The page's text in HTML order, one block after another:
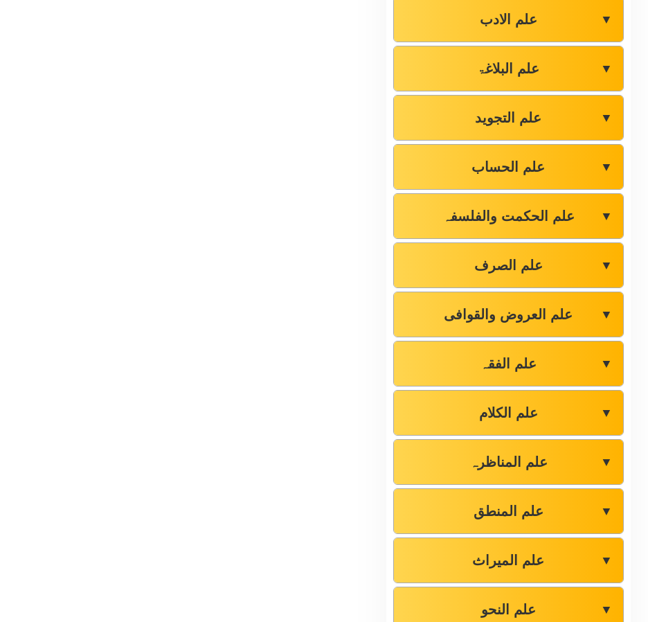
علم الادب ▼
علم البلاغۃ ▼
علم التجوید ▼
علم الحساب ▼
علم الحکمت والفلسفہ ▼
علم الصرف ▼
علم العروض والقوافی ▼
علم الفقہ ▼
علم الکلام ▼
علم المناظرہ ▼
علم المنطق ▼
علم المیراث ▼
علم النحو ▼